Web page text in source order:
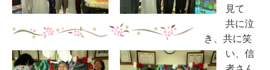
見て
共に泣
き、共に笑
い、信